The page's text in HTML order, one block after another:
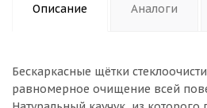
Описание Аналоги
Бескаркасные щётки
равномерное очищение всей